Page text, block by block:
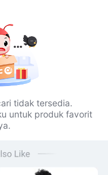
tidak tersedia.
untuk produk favorit